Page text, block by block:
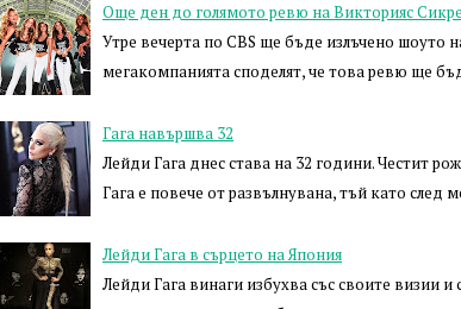
Още ден до голямото ревю на Викторияс
Утре вечерта по CBS ще бъде излъчено шоуто
мегакомпанията споделят, че това ревю ще
Гага навършва 32
Лейди Гага днес става на 32 години. Честит
Гага е повече от развълнувана, тъй като след
Лейди Гага в сърцето на Япония
Лейди Гага винаги избухва със своите визии